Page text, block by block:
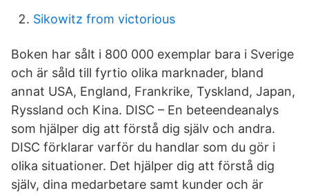
Sikowitz from victorious
Boken har sålt i 800 000 exemplar bara i Sverige
och är såld till fyrtio olika marknader, bland
annat USA, England, Frankrike, Tyskland, Japan,
Ryssland och Kina. DISC – En beteendeanalys
som hjälper dig att förstå dig själv och andra.
DISC förklarar varför du handlar som du gör i
olika situationer. Det hjälper dig att förstå dig
själv, dina medarbetare samt kunder och är